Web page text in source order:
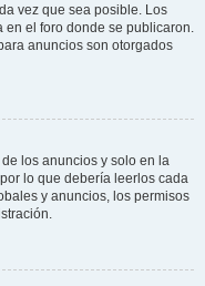
vez que sea posible. Los
el foro donde se publicaron.
anuncios son otorgados
los anuncios y solo en la
lo que debería leerlos cada
y anuncios, los permisos